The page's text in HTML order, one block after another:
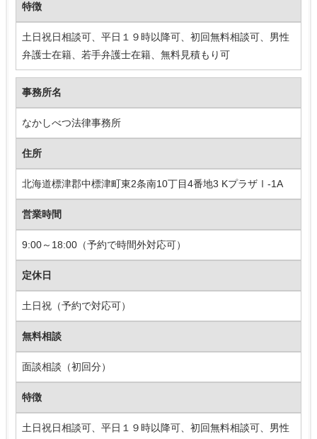
特徴
土日祝日相談可、平日１９時以降可、初回無料相談可、男性
弁護士在籍、若手弁護士在籍、無料見積もり可
事務所名
なかしべつ法律事務所
住所
北海道標津郡中標津町東2条南10丁目4番地3 KプラザⅠ-1A
営業時間
9:00～18:00（予約で時間外対応可）
定休日
土日祝（予約で対応可）
無料相談
面談相談（初回分）
特徴
土日祝日相談可、平日１９時以降可、初回無料相談可、男性